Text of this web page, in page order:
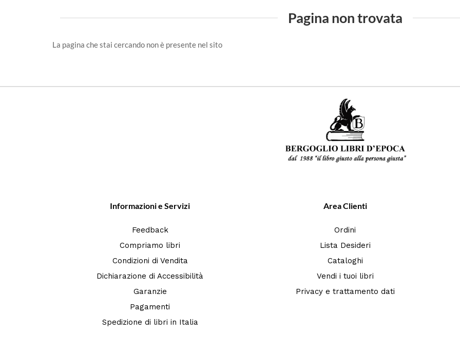
Pagina non trovata
La pagina che stai cercando non è presente nel sito
Informazioni e Servizi
Feedback
Compriamo libri
Condizioni di Vendita
Dichiarazione di Accessibilità
Garanzie
Pagamenti
Spedizione di libri in Italia
Area Clienti
Ordini
Lista Desideri
Cataloghi
Vendi i tuoi libri
Privacy e trattamento dati